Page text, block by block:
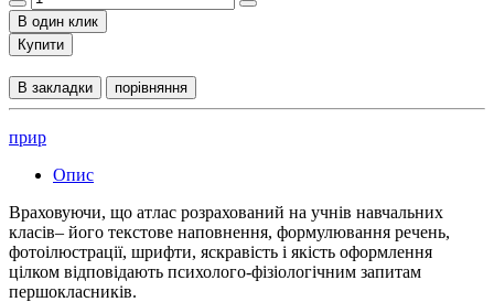
В один клик
Купити
В закладки порівняння
прир
Опис
Враховуючи, що атлас розрахований на учнів навчальних
класiв– його текстове наповнення, формулювання речень,
фотоілюстрації, шрифти, яскравість і якість оформлення
цілком відповідають психолого-фізіологічним запитам
першокласників.